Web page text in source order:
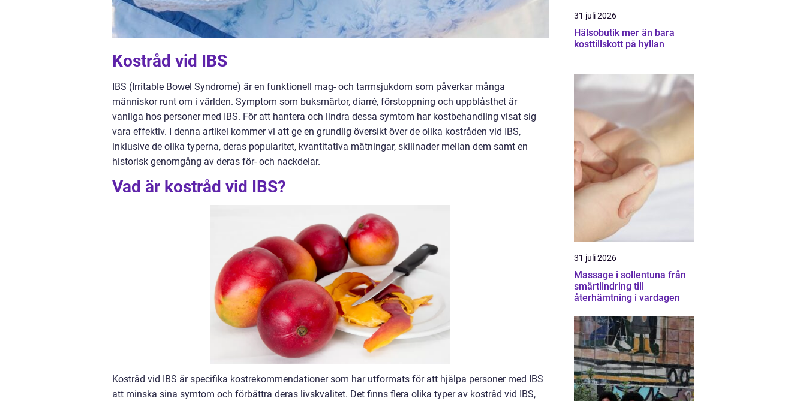
Kostråd vid IBS
IBS (Irritable Bowel Syndrome) är en funktionell mag- och tarmsjukdom som påverkar många
människor runt om i världen. Symptom som buksmärtor, diarré, förstoppning och uppblåsthet är
vanliga hos personer med IBS. För att hantera och lindra dessa symtom har kostbehandling visat sig
vara effektiv. I denna artikel kommer vi att ge en grundlig översikt över de olika kostråden vid IBS,
inklusive de olika typerna, deras popularitet, kvantitativa mätningar, skillnader mellan dem samt en
historisk genomgång av deras för- och nackdelar.
Vad är kostråd vid IBS?
Kostråd vid IBS är specifika kostrekommendationer som har utformats för att hjälpa personer med IBS
att minska sina symtom och förbättra deras livskvalitet. Det finns flera olika typer av kostråd vid IBS,
31 juli 2026
Hälsobutik mer än bara
kosttillskott på hyllan
31 juli 2026
Massage i sollentuna från
smärtlindring till
återhämtning i vardagen